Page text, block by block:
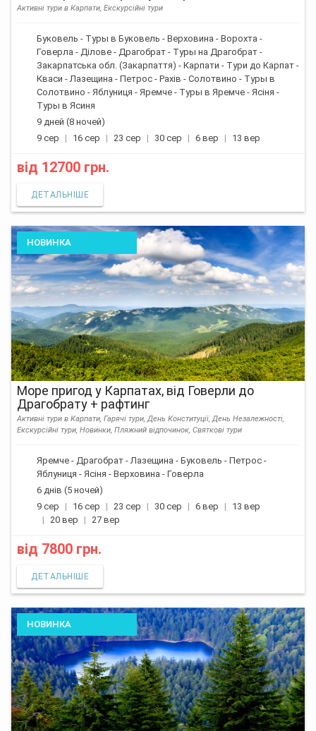
Активні тури в Карпати, Екскурсійні тури
Буковель - Туры в Буковель - Верховина - Ворохта -
Говерла - Ділове - Драгобрат - Туры на Драгобрат -
Закарпатська обл. (Закарпаття) - Карпати - Тури до Карпат -
Кваси - Лазещина - Петрос - Рахів - Солотвино - Туры в
Солотвино - Яблуниця - Яремче - Туры в Яремче - Ясіня -
Туры в Ясиня
9 дней (8 ночей)
9 сер
16 сер 23 сер 30 сер 6 вер 13 вер
від 12700 грн.
ДЕТАЛЬНІШЕ
Море пригод у Карпатах, від Говерли до
Драгобрату + рафтинг
Активні тури в Карпати, Гарячі тури, День Конституції, День Незалежності,
Екскурсійні тури, Новинки, Пляжний відпочинок, Святкові тури
Яремче - Драгобрат - Лазещина - Буковель - Петрос -
Яблуниця - Ясіня - Верховина - Говерла
6 днів (5 ночей)
9 сер
16 сер 23 сер 30 сер 6 вер
13 вер
20 вер
27 вер
НОВИНКА
від 7800 грн.
ДЕТАЛЬНІШЕ
НОВИНКА